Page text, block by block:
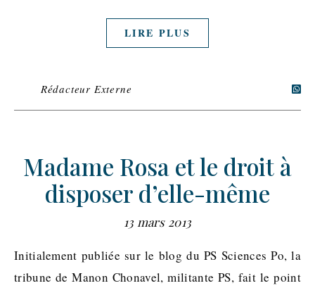
LIRE PLUS
Rédacteur Externe
Madame Rosa et le droit à
disposer d’elle-même
13 mars 2013
Initialement publiée sur le blog du PS Sciences Po, la
tribune de Manon Chonavel, militante PS, fait le point